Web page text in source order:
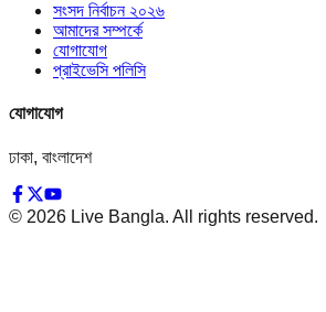
সংসদ নির্বাচন ২০২৬
আমাদের সম্পর্কে
যোগাযোগ
প্রাইভেসি পলিসি
যোগাযোগ
ঢাকা, বাংলাদেশ
© 2026 Live Bangla. All rights reserved.